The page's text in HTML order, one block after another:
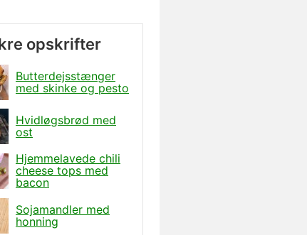
opskrifter
Butterdejsstænger
med skinke og pesto
Hvidløgsbrød med
ost
Hjemmelavede chili
cheese tops med
bacon
Sojamandler med
honning